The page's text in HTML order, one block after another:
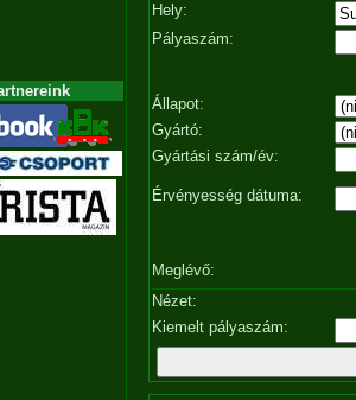
Hely:
Pályaszám:
Állapot:
Gyártó:
Gyártási szám/év:
Érvényesség dátuma:
Meglévő:
Nézet:
Kiemelt pályaszám: